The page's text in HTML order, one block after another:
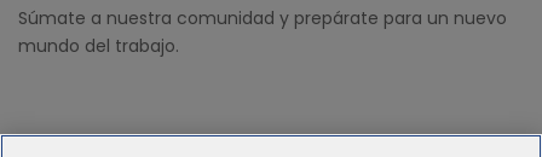
Súmate a nuestra comunidad y prepárate para un nuevo
mundo del trabajo.